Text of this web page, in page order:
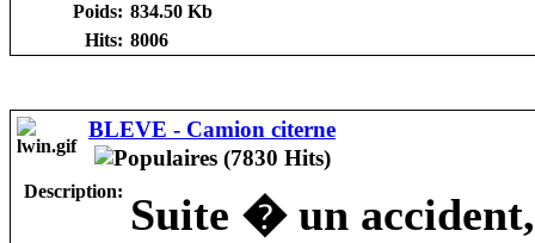
Poids: 834.50 Kb
Hits: 8006
BLEVE - Camion citerne
Description: Suite � un